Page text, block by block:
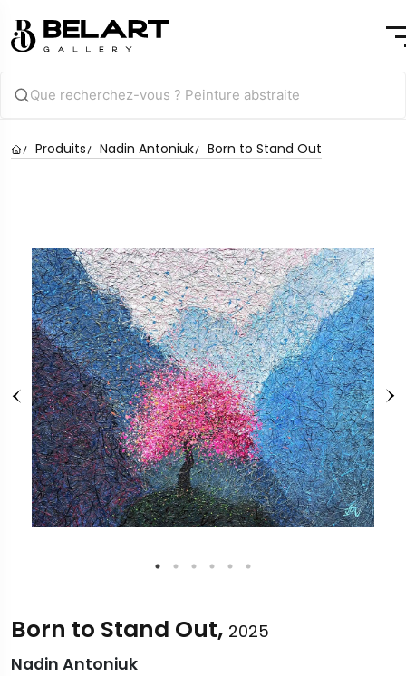
Produits Nadin Antoniuk Born to Stand Out
Born to Stand Out, 2025
Nadin Antoniuk